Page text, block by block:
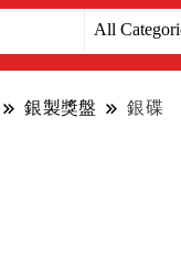
銀製獎盤 銀碟